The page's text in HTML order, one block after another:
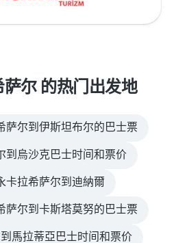
萨尔 的热门出发地
萨尔到伊斯坦布尔的巴士票
到烏沙克巴士时间和票价
卡拉希萨尔到迪納爾
萨尔到卡斯塔莫努的巴士票
馬拉蒂亞巴士时间和票价